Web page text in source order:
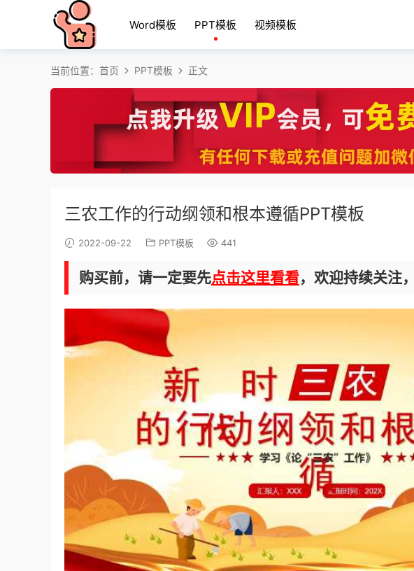
Word模板 PPT模板 视频模板
当前位置： 首页 PPT模板 正文
三农工作的行动纲领和根本遵循PPT模板
2022-09-22 PPT模板 441
购买前，请一定要先点击这里看看，欢迎持续关注